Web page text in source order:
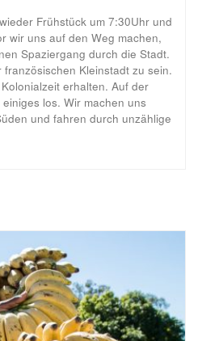
Frühstück um 7:30Uhr und
wir uns auf den Weg machen,
Spaziergang durch die Stadt.
Kleinstadt zu sein.
erhalten. Auf der
los. Wir machen uns
und fahren durch unzählige